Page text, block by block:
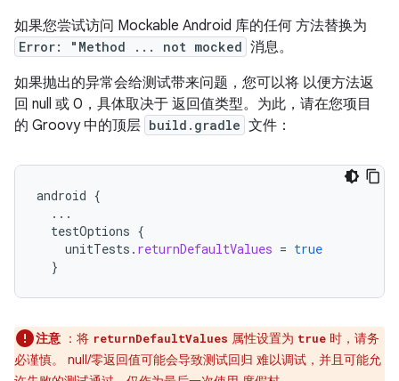
如果您尝试访问 Mockable Android 库的任何 方法替换为
Error: "Method ... not mocked 消息。
如果抛出的异常会给测试带来问题，您可以将 以便方法返
回 null 或 0，具体取决于 返回值类型。为此，请在您项目
的 Groovy 中的顶层 build.gradle 文件：
android {
...
testOptions {
unitTests . returnDefaultValues = true
}
注意 ：将 returnDefaultValues 属性设置为 true 时，请务
必谨慎。 null/零返回值可能会导致测试回归 难以调试，并且可能允